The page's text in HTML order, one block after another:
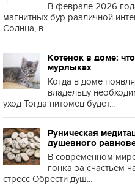
В феврале 2026
магнитных бур различной
Солнца, в ...
Котенок в доме:
мурлыках
Когда в доме
владельцу
уход Тогда питомец будет...
Руническая
душевного
В современном
гонка за счастьем
стресс Обрести душ...